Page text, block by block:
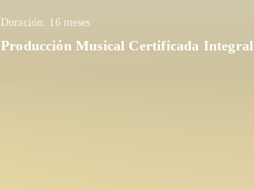
Duración: 16 meses
Producción Musical Certificada Integral